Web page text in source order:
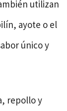
utilizan
ayote o el
único y
repollo y